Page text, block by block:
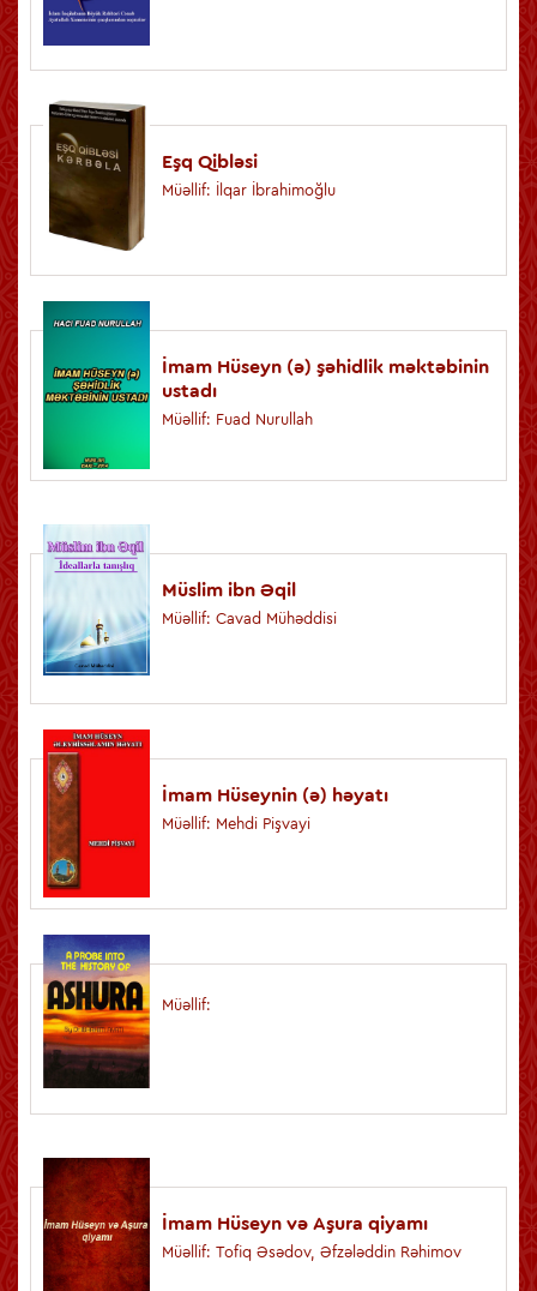
Eşq Qibləsi
Müəllif: İlqar İbrahimoğlu
İmam Hüseyn (ə) şəhidlik məktəbinin
ustadı
Müəllif: Fuad Nurullah
Müslim ibn Əqil
Müəllif: Cavad Mühəddisi
İmam Hüseynin (ə) həyatı
Müəllif: Mehdi Pişvayi
Müəllif:
İmam Hüseyn və Aşura qiyamı
Müəllif: Tofiq Əsədov, Əfzələddin Rəhimov